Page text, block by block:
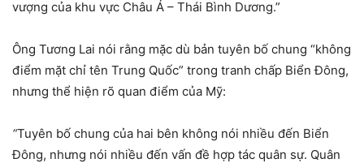
vượng của khu vực Châu Á – Thái Bình Dương.”
Ông Tương Lai nói rằng mặc dù bản tuyên bố chung “không
điểm mặt chỉ tên Trung Quốc” trong tranh chấp Biển Đông,
nhưng thể hiện rõ quan điểm của Mỹ:
“Tuyên bố chung của hai bên không nói nhiều đến Biển
Đông, nhưng nói nhiều đến vấn đề hợp tác quân sự. Quân